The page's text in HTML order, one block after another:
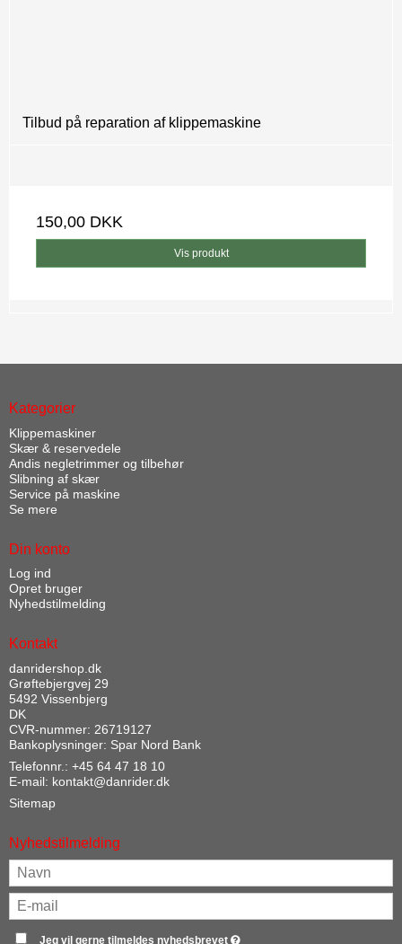
Tilbud på reparation af klippemaskine
150,00 DKK
Vis produkt
Kategorier
Klippemaskiner
Skær & reservedele
Andis negletrimmer og tilbehør
Slibning af skær
Service på maskine
Se mere
Din konto
Log ind
Opret bruger
Nyhedstilmelding
Kontakt
danridershop.dk
Grøftebjergvej 29
5492 Vissenbjerg
DK
CVR-nummer: 26719127
Bankoplysninger: Spar Nord Bank
Telefonnr.: +45 64 47 18 10
E-mail: kontakt@danrider.dk
Sitemap
Nyhedstilmelding
Jeg vil gerne tilmeldes nyhedsbrevet